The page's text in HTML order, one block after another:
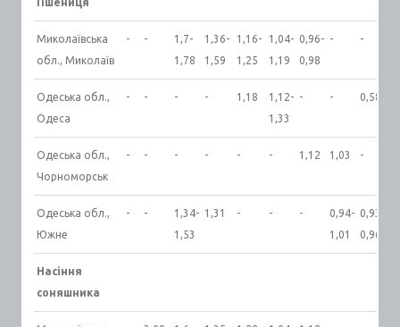
Пшениця
Миколаївська
обл., Миколаїв
- -
1,7-
1,78
1,36-
1,59
1,16-
1,25
1,04-
1,19
0,96-
0,98
- -
Одеська обл.,
Одеса
- - - - 1,18
1,12-
1,33
- - 0,58-1
Одеська обл.,
Чорноморськ
- - - - - - 1,12 1,03 -
Одеська обл.,
Южне
- -
1,34-
1,53
1,31 - - -
0,94-
1,01
0,93-
0,96
Насіння
соняшника